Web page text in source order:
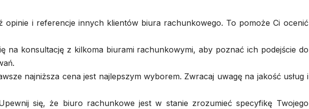
opinie i referencje innych klientów biura rachunkowego. To pomoże Ci ocenić
na konsultację z kilkoma biurami rachunkowymi, aby poznać ich podejście do
najniższa cena jest najlepszym wyborem. Zwracaj uwagę na jakość usług i
się, że biuro rachunkowe jest w stanie zrozumieć specyfikę Twojego